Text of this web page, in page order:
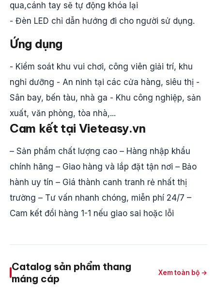
qua,cánh tay sẽ tự động khóa lại
- Đèn LED chỉ dẫn hướng đi cho người sử dụng.
Ứng dụng
- Kiểm soát khu vui chơi, công viên giải trí, khu
nghỉ dưỡng - An ninh tại các cửa hàng, siêu thị -
Sân bay, bến tàu, nhà ga - Khu công nghiệp, sản
xuất, văn phòng, tòa nhà,...
Cam kết tại Vieteasy.vn
– Sản phẩm chất lượng cao – Hàng nhập khẩu
chính hãng – Giao hàng và lắp đặt tận nơi – Bảo
hành uy tín – Giá thành canh tranh rẻ nhất thị
trường – Tư vấn nhanh chóng, miễn phí 24/7 –
Cam kết đổi hàng 1-1 nếu giao sai hoặc lỗi
Catalog sản phẩm thang
máng cáp
Xem toàn bộ →